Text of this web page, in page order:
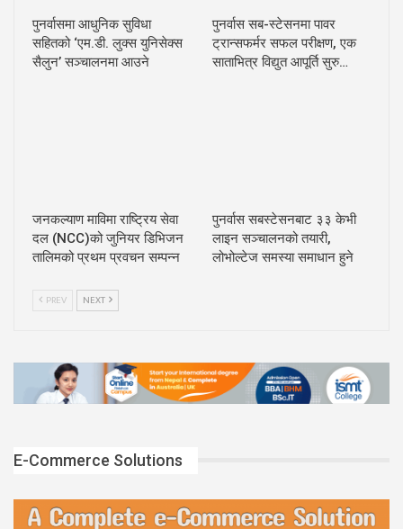
पुनर्वासमा आधुनिक सुविधा
सहितको ‘एम.डी. लुक्स युनिसेक्स
सैलुन’ सञ्चालनमा आउने
पुनर्वास सब-स्टेसनमा पावर
ट्रान्सफर्मर सफल परीक्षण, एक
साताभित्र विद्युत आपूर्ति सुरु…
जनकल्याण माविमा राष्ट्रिय सेवा
दल (NCC)को जुनियर डिभिजन
तालिमको प्रथम प्रवचन सम्पन्न
पुनर्वास सबस्टेसनबाट ३३ केभी
लाइन सञ्चालनको तयारी,
लोभोल्टेज समस्या समाधान हुने
PREV NEXT
E-Commerce Solutions